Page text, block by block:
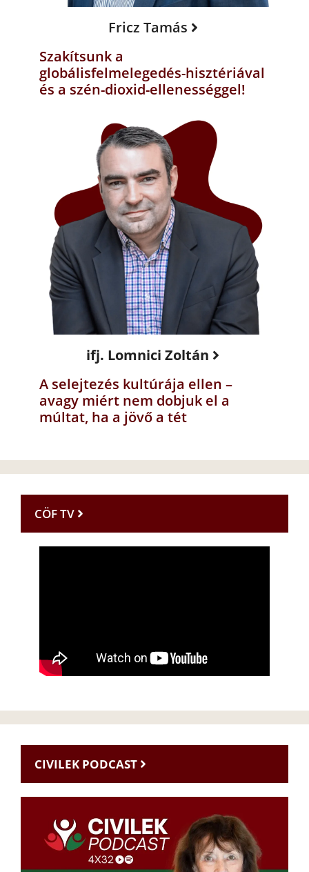
Fricz Tamás
Szakítsunk a
globálisfelmelegedés-hisztériával
és a szén-dioxid-ellenességgel!
ifj. Lomnici Zoltán
A selejtezés kultúrája ellen –
avagy miért nem dobjuk el a
múltat, ha a jövő a tét
CÖF TV
CIVILEK PODCAST